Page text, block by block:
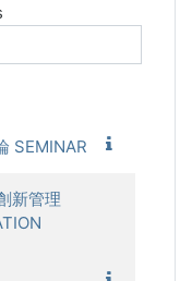
SEMINAR
新管理